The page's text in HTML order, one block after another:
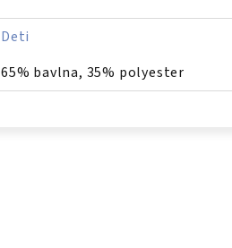
Deti
65% bavlna, 35% polyester